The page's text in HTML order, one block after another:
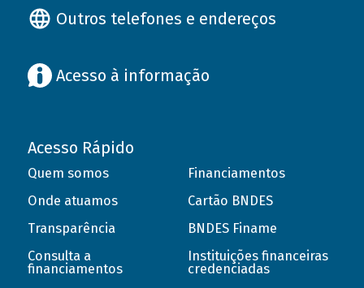
Outros telefones e endereços
Acesso à informação
Acesso Rápido
Quem somos
Onde atuamos
Transparência
Consulta a
financiamentos
Financiamentos
Cartão BNDES
BNDES Finame
Instituições financeiras
credenciadas